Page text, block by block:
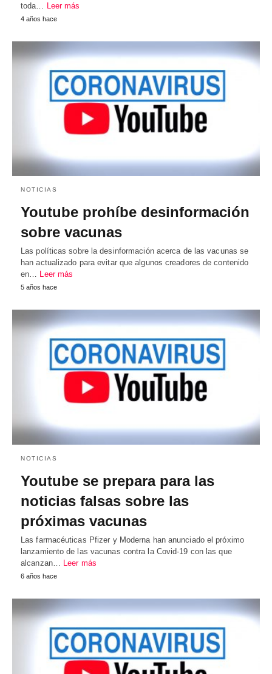
toda… Leer más
4 años hace
NOTICIAS
Youtube prohíbe desinformación
sobre vacunas
Las políticas sobre la desinformación acerca de las vacunas se
han actualizado para evitar que algunos creadores de contenido
en… Leer más
5 años hace
NOTICIAS
Youtube se prepara para las
noticias falsas sobre las
próximas vacunas
Las farmacéuticas Pfizer y Moderna han anunciado el próximo
lanzamiento de las vacunas contra la Covid-19 con las que
alcanzan… Leer más
6 años hace